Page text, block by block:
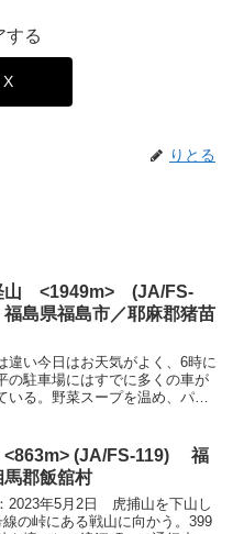
する
X
りとる
山 <1949m> (JA/FS-
島県福島市／耶麻郡猪苗
違い今日はお天気がよく、6時に
の駐車場にはすでに多くの車が
いる。野菜スープを温め、パン
た、同じ一切経を目指している
奥の駐車場...
(JA/FS-119) 福
馬郡飯舘村
2023年5月2日 虎捕山を下山し
線の峠にある戦山に向かう。399